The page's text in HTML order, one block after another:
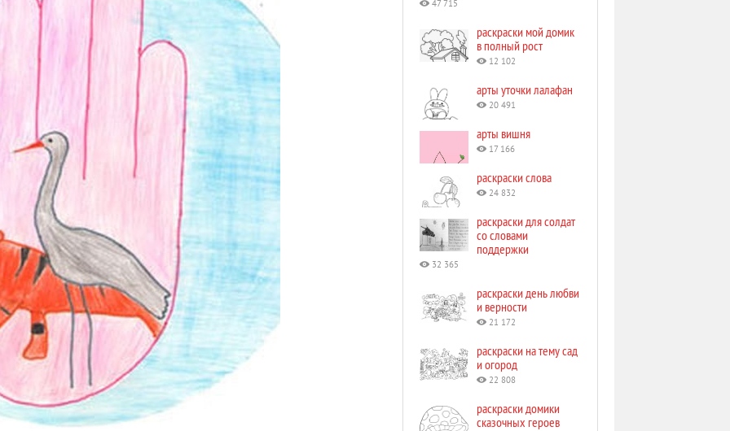
47 715
раскраски мой домик
в полный рост
12 102
арты уточки лалафан
20 491
арты вишня
17 166
раскраски слова
24 832
раскраски для солдат
со словами
поддержки
32 365
раскраски день любви
и верности
21 172
раскраски на тему сад
и огород
22 808
раскраски домики
сказочных героев